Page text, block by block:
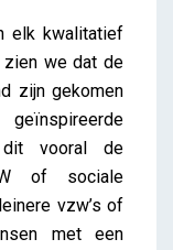
elk kwalitatief
zien we dat de
zijn gekomen
dit vooral de
of sociale
vzw’s of
met een